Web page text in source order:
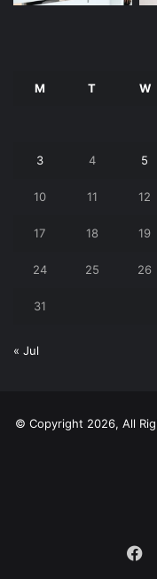
M T W
3 4 5
10 11 12
17 18 19
24 25 26
31
« Jul
© Copyright 2026, All